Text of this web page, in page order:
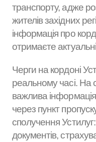
транспорту, адже
жителів західних
інформація про
отримаєте
Черги на кордоні
реальному часі. На
важлива
через пункт
сполучення
документів,